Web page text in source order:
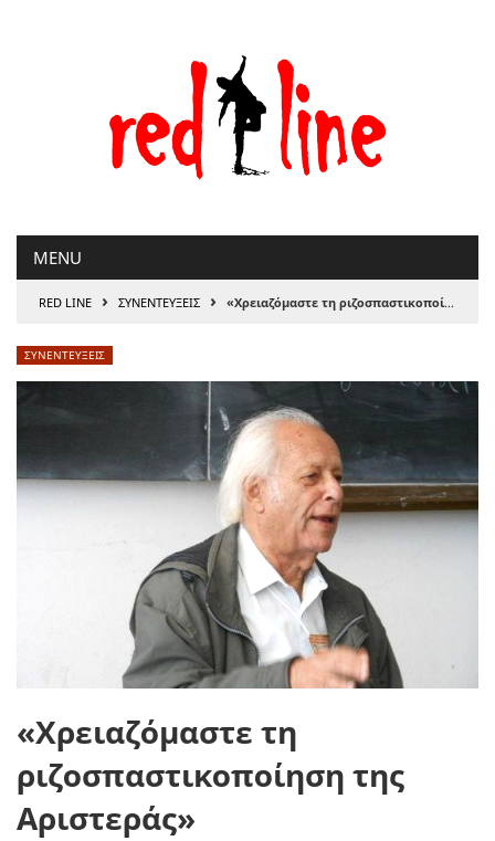
MENU
RED LINE › ΣΥΝΕΝΤΕΥΞΕΙΣ › «Χρειαζόμαστε τη ριζοσπαστι­κοποίηση της Αριστεράς»
ΣΥΝΕΝΤΕΥΞΕΙΣ
«Χρειαζόμαστε τη
ριζοσπαστι­κοποίηση της
Αριστεράς»